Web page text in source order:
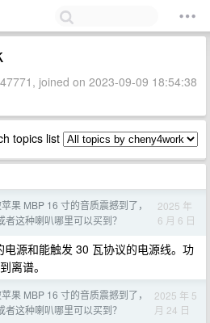
joined on 2023-09-09 18:54:38
topics list
果 MBP 16 寸的音质震撼到了，
这种喇叭哪里可以买到？
2025 年
6 月 6 日
源和能触发 30 瓦协议的电源线。功
离谱。
果 MBP 16 寸的音质震撼到了，
这种喇叭哪里可以买到？
2025 年 5
月 24 日